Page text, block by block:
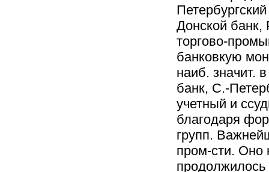
Донской банк,
торгово-
банковкую
наиб. значит.
банк, С.-
учетный и
благодаря
групп.
пром-сти. Оно